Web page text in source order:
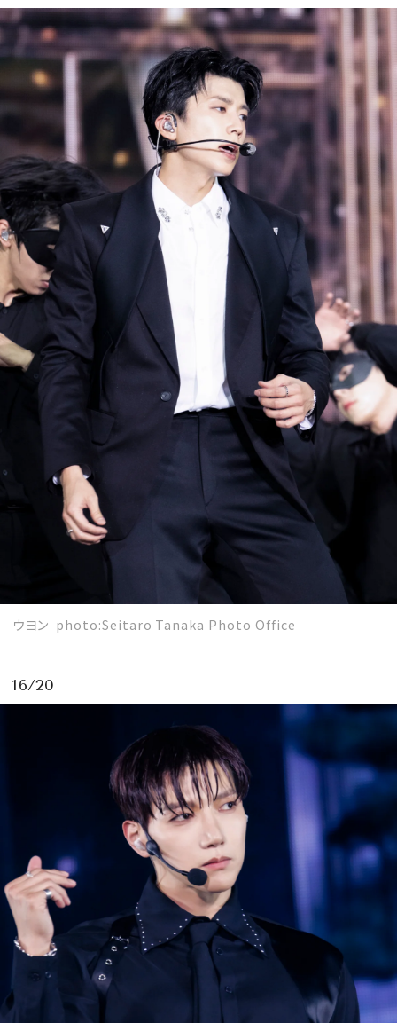
ウヨン photo:Seitaro Tanaka Photo Office
16/20